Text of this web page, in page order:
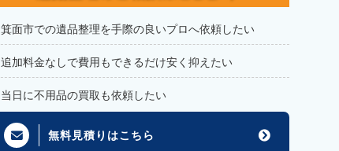
箕面市での遺品整理を手際の良いプロへ依頼したい
追加料金なしで費用もできるだけ安く抑えたい
当日に不用品の買取も依頼したい
無料見積りはこちら